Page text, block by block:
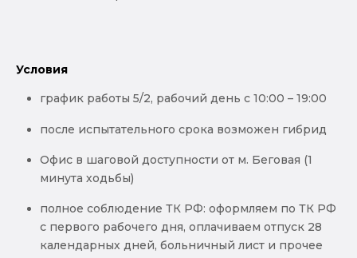
Условия
график работы 5/2, рабочий день с 10:00 – 19:00
после испытательного срока возможен гибрид
Офис в шаговой доступности от м. Беговая (1
минута ходьбы)
полное соблюдение ТК РФ: оформляем по ТК РФ
с первого рабочего дня, оплачиваем отпуск 28
календарных дней, больничный лист и прочее